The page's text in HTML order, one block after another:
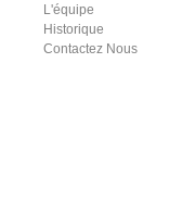
L'équipe
Historique
Contactez Nous